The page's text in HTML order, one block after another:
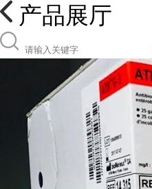
产品展厅